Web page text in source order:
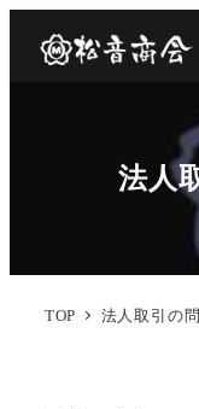
法人
TOP 法人取引の